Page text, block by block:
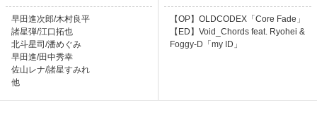
早田進次郎/木村良平
諸星弾/江口拓也
北斗星司/潘めぐみ
早田進/田中秀幸
佐山レナ/諸星すみれ
他
【OP】OLDCODEX「Core Fade」
【ED】Void_Chords feat. Ryohei &
Foggy-D「my ID」